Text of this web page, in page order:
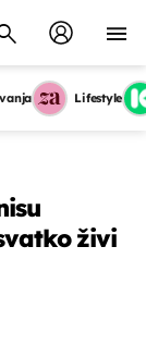
Lifestyle
živi